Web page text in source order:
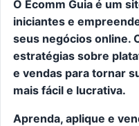
O Ecomm Guia é um
iniciantes e
seus negócios online.
estratégias sobre
e vendas para tornar
mais fácil e lucrativa.
Aprenda, aplique e